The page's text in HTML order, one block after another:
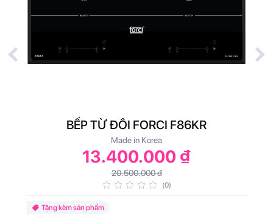
BẾP TỪ ĐÔI FORCI F86KR
Made in Korea
13.400.000 ₫
20.500.000 đ
(0)
Tặng kèm sản phẩm